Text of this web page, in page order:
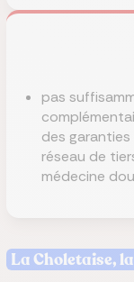
pas
des
réseau de
médecine
La Choletaise,